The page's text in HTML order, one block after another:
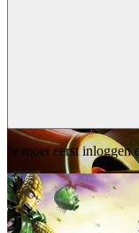
Je moet eerst inloggen